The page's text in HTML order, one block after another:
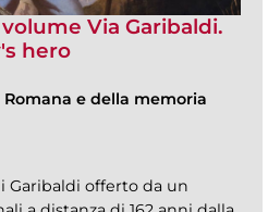
Via Garibaldi.
hero
e della memoria
Garibaldi offerto da un